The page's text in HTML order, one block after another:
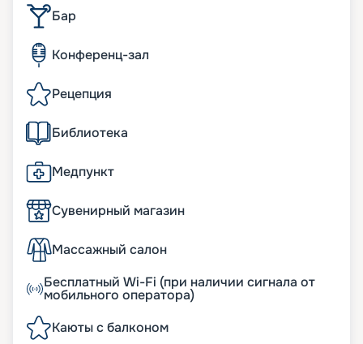
Бар
Конференц-зал
Рецепция
Библиотека
Медпункт
Сувенирный магазин
Массажный салон
Бесплатный Wi-Fi (при наличии сигнала от
мобильного оператора)
Каюты с балконом